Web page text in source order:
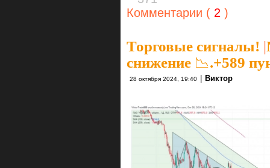
Комментарии ( 2 )
Торговые сигналы! |
снижение 📉.+589
28 октября 2024, 19:40 Виктор